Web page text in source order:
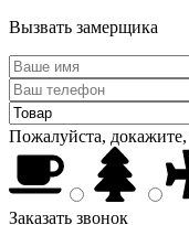
Вызвать замерщика
Пожалуйста,
Заказать звонок